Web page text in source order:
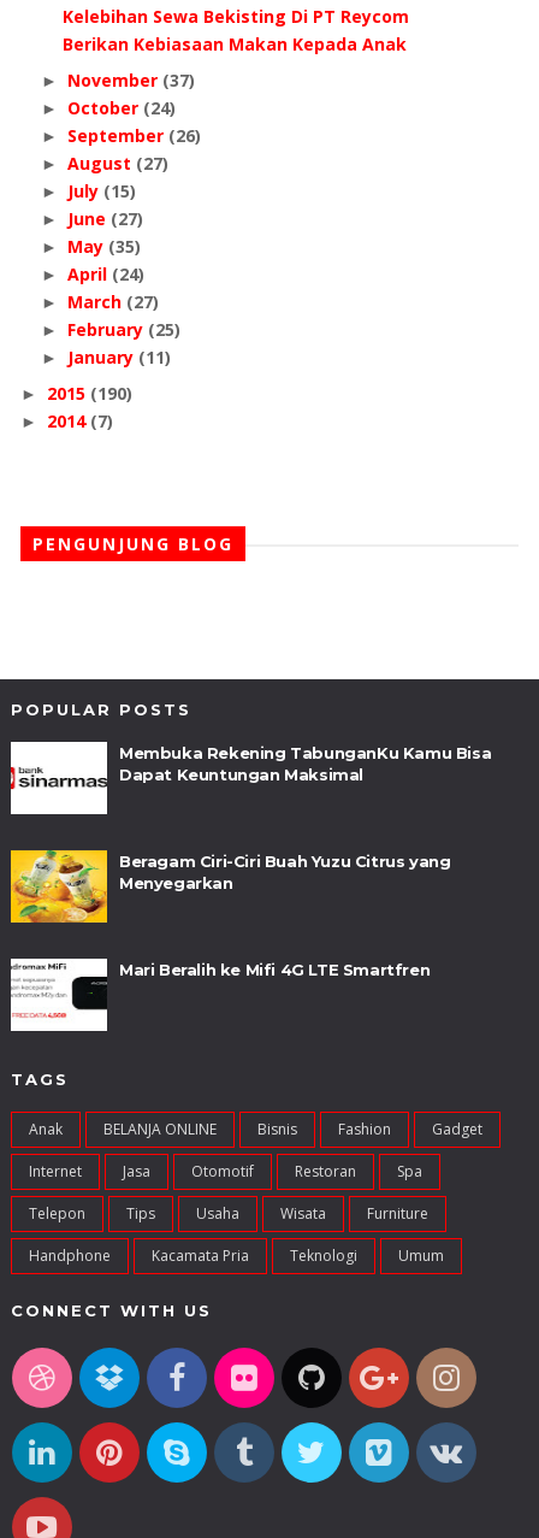
Kelebihan Sewa Bekisting Di PT Reycom
Berikan Kebiasaan Makan Kepada Anak
► November (37)
► October (24)
► September (26)
► August (27)
► July (15)
► June (27)
► May (35)
► April (24)
► March (27)
► February (25)
► January (11)
► 2015 (190)
► 2014 (7)
PENGUNJUNG BLOG
POPULAR POSTS
Membuka Rekening TabunganKu Kamu Bisa
Dapat Keuntungan Maksimal
Beragam Ciri-Ciri Buah Yuzu Citrus yang
Menyegarkan
Mari Beralih ke Mifi 4G LTE Smartfren
TAGS
Anak BELANJA ONLINE Bisnis Fashion Gadget
Internet Jasa Otomotif Restoran Spa
Telepon Tips Usaha Wisata Furniture
Handphone Kacamata Pria Teknologi Umum
CONNECT WITH US